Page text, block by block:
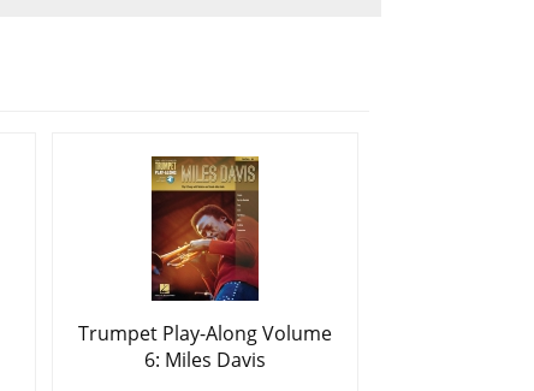
Trumpet Play-Along Volume
6: Miles Davis